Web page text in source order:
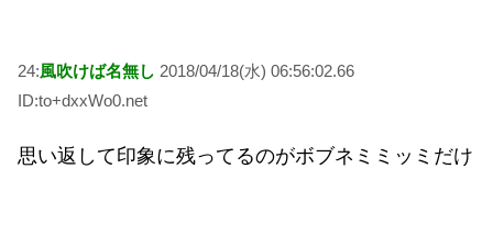
24:風吹けば名無し 2018/04/18(水) 06:56:02.66
ID:to+dxxWo0.net
思い返して印象に残ってるのがボブネミミッミだけ